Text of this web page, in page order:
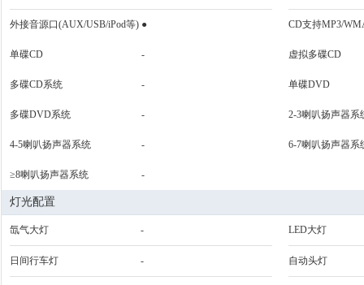
外接音源口(AUX/USB/iPod等) ● CD支持MP3/
单碟CD - 虚拟多碟CD
多碟CD系统 - 单碟DVD
多碟DVD系统 - 2-3喇叭扬声器系
4-5喇叭扬声器系统 - 6-7喇叭扬声器系
≥8喇叭扬声器系统 -
灯光配置
氙气大灯 - LED大灯
日间行车灯 - 自动头灯